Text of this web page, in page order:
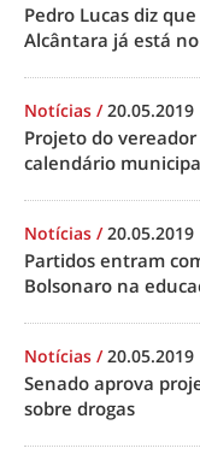
Pedro Lucas diz
Alcântara já está
Notícias /20.05.2019
Projeto do vereador
calendário
Notícias /20.05.2019
Partidos entram
Bolsonaro na
Notícias /20.05.2019
Senado aprova
sobre drogas